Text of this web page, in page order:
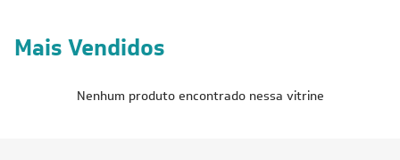
Mais Vendidos
Nenhum produto encontrado nessa vitrine